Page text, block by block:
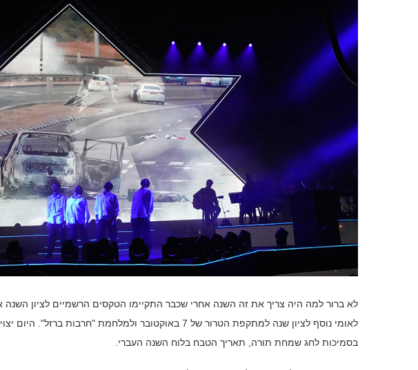
לא ברור למה היה צריך את זה השנה אחרי שכבר התקיימו הטקסים הרשמיים לציון
בסמיכות לחג שמחת תורה, תאריך הטבח בלוח השנה העברי.